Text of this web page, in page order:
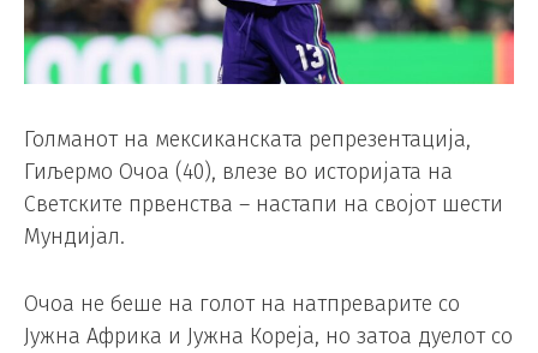
Голманот на мексиканската репрезентација,
Гиљермо Очоа (40), влезе во историјата на
Светските првенства – настапи на својот шести
Мундијал.
Очоа не беше на голот на натпреварите со
Јужна Африка и Јужна Кореја, но затоа дуелот со